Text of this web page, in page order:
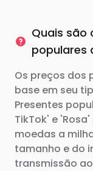
Quais são
populares
Os preços dos
base em seu
Presentes
TikTok' e
moedas a
tamanho e do
transmissão